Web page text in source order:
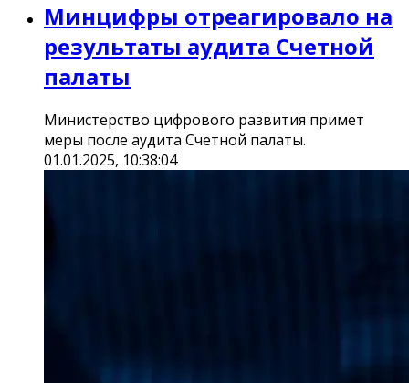
Минцифры отреагировало на
результаты аудита Счетной
палаты
Министерство цифрового развития примет
меры после аудита Счетной палаты.
01.01.2025, 10:38:04